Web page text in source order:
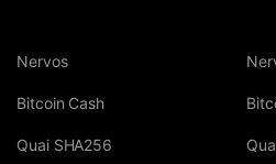
Nervos
Bitcoin Cash
Quai SHA256